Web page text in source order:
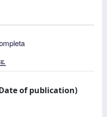
of publication)